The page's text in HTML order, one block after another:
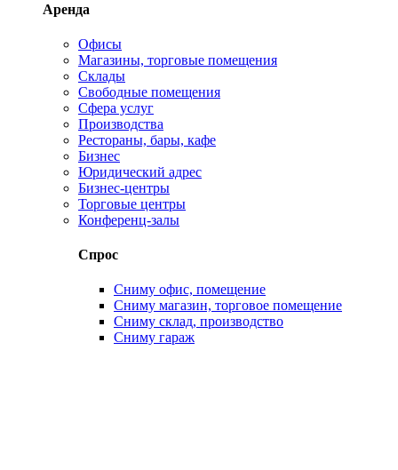
Аренда
Офисы
Магазины, торговые помещения
Склады
Свободные помещения
Сфера услуг
Производства
Рестораны, бары, кафе
Бизнес
Юридический адрес
Бизнес-центры
Торговые центры
Конференц-залы
Спрос
Сниму офис, помещение
Сниму магазин, торговое помещение
Сниму склад, производство
Сниму гараж